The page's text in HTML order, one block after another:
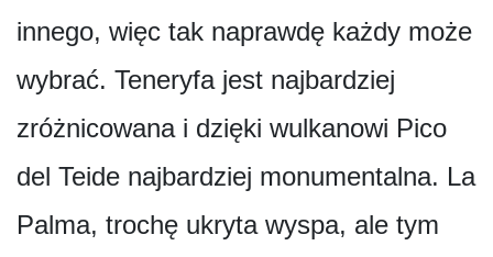
innego, więc tak naprawdę każdy może
wybrać. Teneryfa jest najbardziej
zróżnicowana i dzięki wulkanowi Pico
del Teide najbardziej monumentalna. La
Palma, trochę ukryta wyspa, ale tym